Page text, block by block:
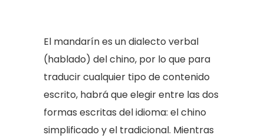
El mandarín es un dialecto verbal
(hablado) del chino, por lo que para
traducir cualquier tipo de contenido
escrito, habrá que elegir entre las dos
formas escritas del idioma: el chino
simplificado y el tradicional. Mientras